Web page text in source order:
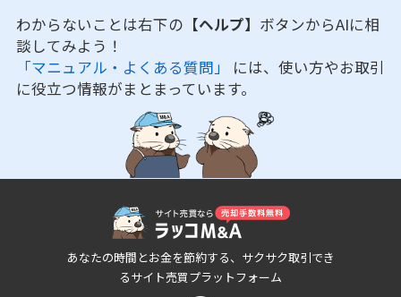
わからないことは右下の 【ヘルプ】 ボタンからAIに相
談してみよう！
「マニュアル・よくある質問」 には、使い方やお取引
に役立つ情報がまとまっています。
あなたの時間とお金を節約する、サクサク取引でき
るサイト売買プラットフォーム